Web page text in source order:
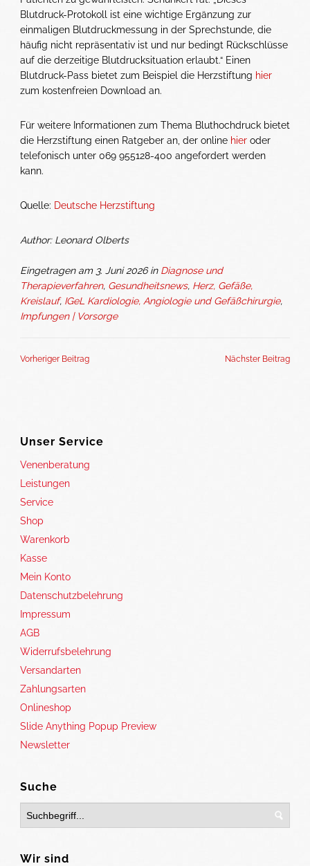
Blutdruck-Protokoll ist eine wichtige Ergänzung zur
einmaligen Blutdruckmessung in der Sprechstunde, die
häufig nicht repräsentativ ist und nur bedingt Rückschlüsse
auf die derzeitige Blutdrucksituation erlaubt.“ Einen
Blutdruck-Pass bietet zum Beispiel die Herzstiftung hier
zum kostenfreien Download an.
Für weitere Informationen zum Thema Bluthochdruck bietet
die Herzstiftung einen Ratgeber an, der online hier oder
telefonisch unter 069 955128-400 angefordert werden
kann.
Quelle: Deutsche Herzstiftung
Author: Leonard Olberts
Eingetragen am 3. Juni 2026 in Diagnose und
Therapieverfahren, Gesundheitsnews, Herz, Gefäße,
Kreislauf, IGeL Kardiologie, Angiologie und Gefäßchirurgie,
Impfungen | Vorsorge
Vorheriger Beitrag Nächster Beitrag
Unser Service
Venenberatung
Leistungen
Service
Shop
Warenkorb
Kasse
Mein Konto
Datenschutzbelehrung
Impressum
AGB
Widerrufsbelehrung
Versandarten
Zahlungsarten
Onlineshop
Slide Anything Popup Preview
Newsletter
Suche
Wir sind